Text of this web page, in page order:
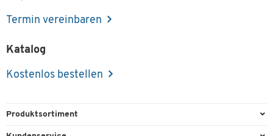
Termin vereinbaren
Katalog
Kostenlos bestellen
Produktsortiment
Büroausstattung